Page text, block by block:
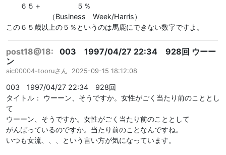
６５＋ ５％
（Business Week/Harris）
この６５歳以上の５％というのは馬鹿にできない数字ですよ。
post18@18:
003 1997/04/27 22:34 928回 ウーー
ン
aic00004-tooruさん 2025-09-15 18:12:08
003 1997/04/27 22:34 928回
タイトル： ウーーン、そうですか。女性がごく当たり前のこととし
て
ウーーン、そうですか。女性がごく当たり前のこととして
がんばっているのですか。当たり前のことなんですね。
いつも女流、、、という言い方が気になっています。